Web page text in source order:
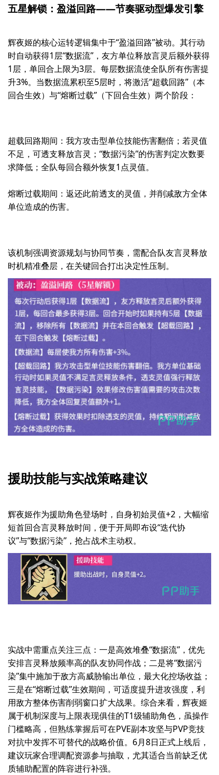
五星解锁：盈溢回路——节奏驱动型爆发引擎
辉夜姬的核心运转逻辑集中于“盈溢回路”被动。其行动
时自动获得1层“数据流”，友方单位释放言灵后额外获得
1层，单回合上限为3层。每层数据流使全队所有伤害提
升3%。当数据流累积至5层时，将激活“超载回路”（本
回合生效）与“熔断过载”（下回合生效）两个阶段：
超载回路期间：我方攻击型单位技能伤害翻倍；若灵值
不足，可透支释放言灵；“数据污染”的伤害判定次数要
求降低；全队每回合额外恢复1点灵值。
熔断过载期间：返还此前透支的灵值，并削减敌方全体
单位造成的伤害。
该机制强调资源规划与协同节奏，需配合队友言灵释放
时机精准叠层，在关键回合打出决定性压制。
援助技能与实战策略建议
辉夜姬作为援助角色登场时，自身初始灵值+2，大幅缩
短首回合言灵释放时间，便于开局即布设“迭代协
议”与“数据污染”，抢占战术主动权。
实战中需重点关注三点：一是高效堆叠“数据流”，优先
安排言灵释放频率高的队友协同作战；二是将“数据污
染”集中施加于敌方高威胁输出单位，最大化控场收益；
三是在“熔断过载”生效期间，可适度提升进攻强度，利
用敌方整体伤害削弱窗口扩大战果。综合来看，辉夜姬
属于机制深度与上限表现俱佳的T1级辅助角色，虽操作
门槛略高，但熟练掌握后可在PVE副本攻坚与PVP竞技
对抗中发挥不可替代的战略价值。6月8日正式上线后，
建议玩家合理调配资源参与抽取，尤其适合当前缺乏优
质辅助配置的阵容进行补强。